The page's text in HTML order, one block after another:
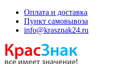
Оплата и доставка
Пункт самовывоза
info@krasznak24.ru